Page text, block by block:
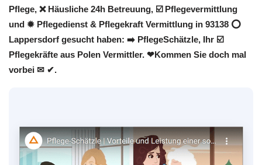
Pflege, ❌ Häusliche 24h Betreuung, ☑️ Pflegevermittlung
und ✹ Pflegedienst & Pflegekraft Vermittlung in 93138 ⭕
Lappersdorf gesucht haben: ➡️ PflegeSchätzle, Ihr ☑️
Pflegekräfte aus Polen Vermittler. ❤Kommen Sie doch mal
vorbei ✉ ✔.